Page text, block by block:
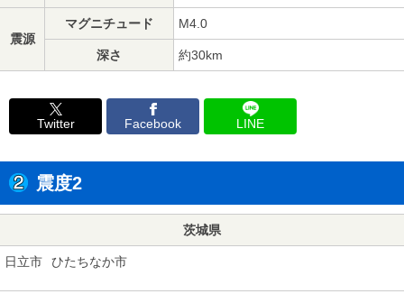
震源
マグニチュード M4.0
深さ 約30km
Twitter Facebook LINE
震度2
茨城県
日立市 ひたちなか市